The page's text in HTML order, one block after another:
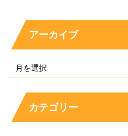
まとめ
井本彩花さんの「大食い」は
より「よく食べる印象」か
アーカイブ
カテゴリー